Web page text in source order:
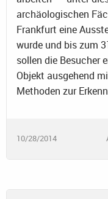
archäologischen
Frankfurt eine
wurde und bis zum
sollen die Besucher
Objekt ausgehend
Methoden zur
10/28/2014